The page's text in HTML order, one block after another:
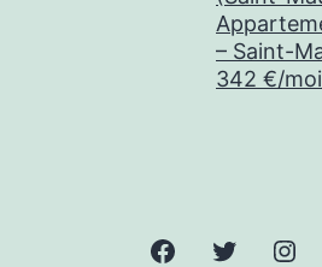
– Saint-
342 €/
FacebookTwitter